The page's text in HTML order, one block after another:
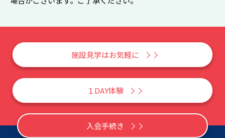
施設見学はお気軽に
１DAY体験
入会手続き